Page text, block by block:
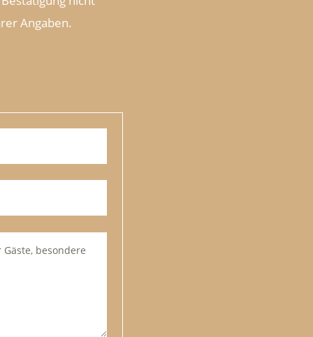
Angaben.